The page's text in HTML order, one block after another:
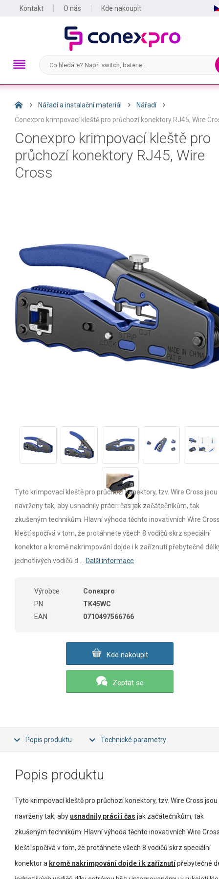
Kontakt O nás Kde nakoupit
Nářadí a instalační materiál
Nářadí
Conexpro krimpovací kleště pro průchozí konektory RJ45, Wire
Conexpro krimpovací kleště pro
průchozí konektory RJ45, Wire
Cross
Tyto krimpovací kleště pro průchozí konektory, tzv. Wire Cross jsou
navrženy tak, aby usnadnily práci i čas jak začátečníkům, tak
zkušeným technikům. Hlavní výhoda těchto inovativních Wire
kleští spočívá v tom, že protáhnete všech 8 vodičů skrz speciální
konektor a kromě nakrimpování dojde i k zaříznutí přebytečné
jednotlivých vodičů d ...
Další informace
Výrobce
Conexpro
PN
TK45WC
EAN
0710497566766
Kde nakoupit
Zeptat se
Popis produktu Technické parametry
Popis produktu
Tyto krimpovací kleště pro průchozí konektory, tzv. Wire Cross jsou
navrženy tak, aby usnadnily práci i čas jak začátečníkům, tak
zkušeným technikům. Hlavní výhoda těchto inovativních Wire
kleští spočívá v tom, že protáhnete všech 8 vodičů skrz speciální
konektor a kromě nakrimpování dojde i k zaříznutípřebytečné